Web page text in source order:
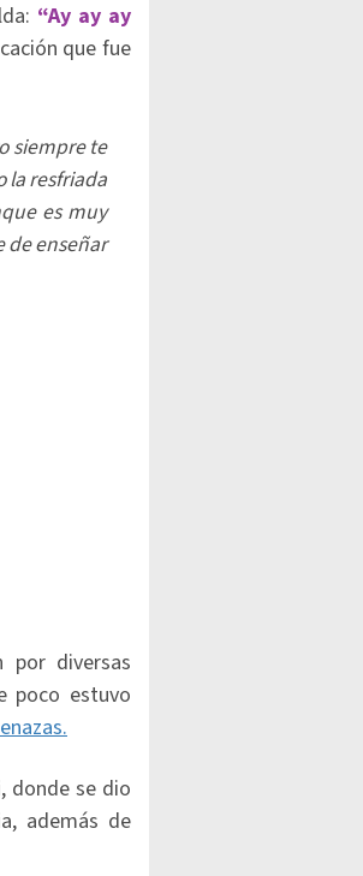
“Ay ay ay
que fue
siempre te
la resfriada
es muy
de enseñar
diversas
poco estuvo
donde se dio
además de